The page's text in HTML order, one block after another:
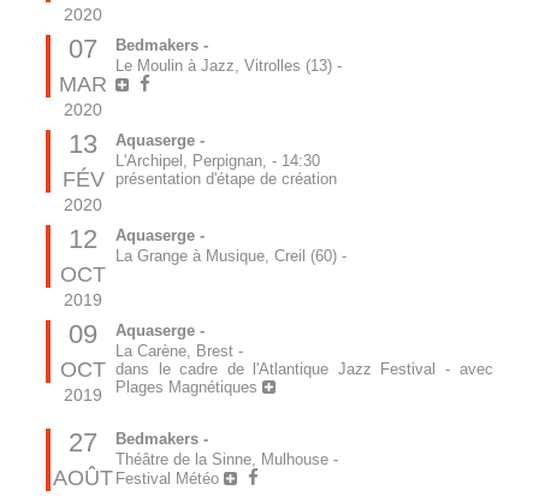
2020
07
MAR
2020
Bedmakers -
Le Moulin à Jazz, Vitrolles (13) -
13
FÉV
2020
Aquaserge -
L'Archipel, Perpignan, - 14:30
présentation d'étape de création
12
OCT
2019
Aquaserge -
La Grange à Musique, Creil (60) -
09
OCT
2019
Aquaserge -
La Carène, Brest -
dans le cadre de l'Atlantique Jazz Festival - avec
Plages Magnétiques
27
AOÛT
Bedmakers -
Théâtre de la Sinne, Mulhouse -
Festival Météo